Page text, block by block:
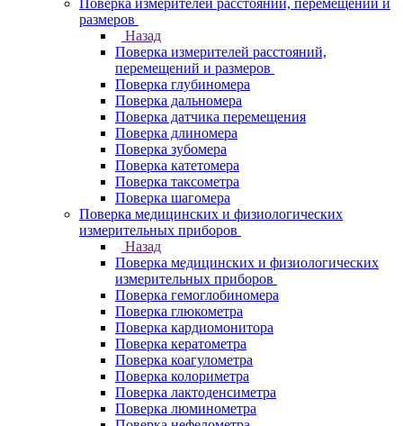
Поверка измерителей расстояний, перемещений и
размеров
Назад
Поверка измерителей расстояний,
перемещений и размеров
Поверка глубиномера
Поверка дальномера
Поверка датчика перемещения
Поверка длиномера
Поверка зубомера
Поверка катетомера
Поверка таксометра
Поверка шагомера
Поверка медицинских и физиологических
измерительных приборов
Назад
Поверка медицинских и физиологических
измерительных приборов
Поверка гемоглобиномера
Поверка глюкометра
Поверка кардиомонитора
Поверка кератометра
Поверка коагулометра
Поверка колориметра
Поверка лактоденсиметра
Поверка люминометра